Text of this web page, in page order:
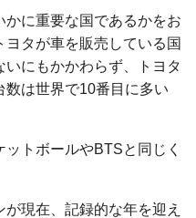
かに重要な国であるかをお
タが車を販売している国
にもかかわらず、トヨタ
数は世界で10番目に多い
トボールやBTSと同じく
が現在、記録的な年を迎え